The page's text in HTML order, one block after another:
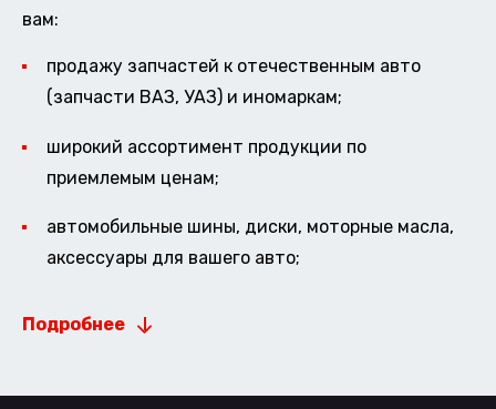
вам:
продажу запчастей к отечественным авто
(запчасти ВАЗ, УАЗ) и иномаркам;
широкий ассортимент продукции по
приемлемым ценам;
автомобильные шины, диски, моторные масла,
аксессуары для вашего авто;
Подробнее